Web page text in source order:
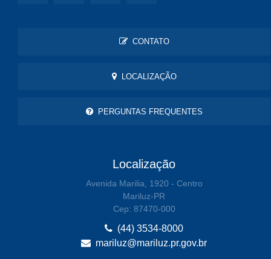
CONTATO
LOCALIZAÇÃO
PERGUNTAS FREQUENTES
Localização
Avenida Marilia, 1920 - Centro
Mariluz-PR
Cep: 87470-000
(44) 3534-8000
mariluz@mariluz.pr.gov.br